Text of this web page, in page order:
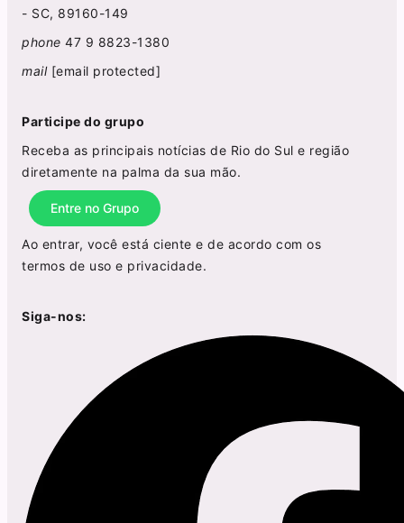
- SC, 89160-149
phone 47 9 8823-1380
mail [email protected]
Participe do grupo
Receba as principais notícias de Rio do Sul e região
diretamente na palma da sua mão.
Entre no Grupo
Ao entrar, você está ciente e de acordo com os
termos de uso e privacidade.
Siga-nos: